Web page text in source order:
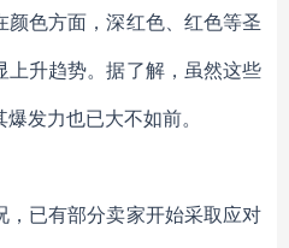
色方面，深红色、红色等圣
上升趋势。据了解，虽然这些
发力也已大不如前。
，已有部分卖家开始采取应对